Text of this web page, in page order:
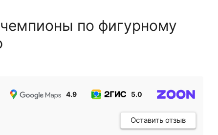
по фигурному
4.9 5.0
Оставить отзыв